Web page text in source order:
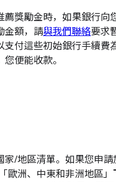
薦獎勵金時，如果銀行向
金額，請與我們聯絡要求
支付這些初始銀行手續費
便能收款。
家/地區清單。如果您申請
歐洲、中東和非洲地區